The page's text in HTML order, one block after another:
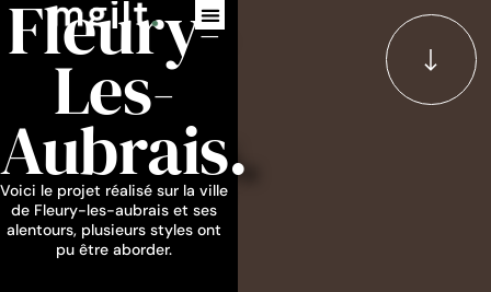
Fleury-
Les-
Aubrais.
Voici le projet réalisé sur la ville
de Fleury-les-aubrais et ses
alentours, plusieurs styles ont
pu être aborder.